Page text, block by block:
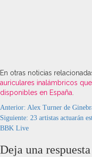
En otras noticias
auriculares inalámbricos
disponibles en España.
Navegación
de
entradas
Anterior: Alex Turner de
Siguiente: 23 artistas actuarán
BBK Live
Deja una respuesta